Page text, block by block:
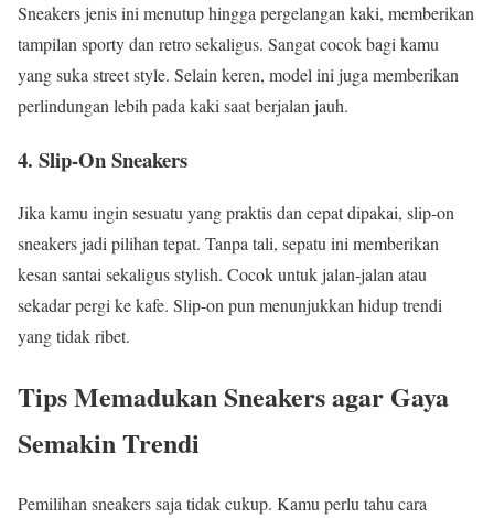
Sneakers jenis ini menutup hingga pergelangan kaki, memberikan
tampilan sporty dan retro sekaligus. Sangat cocok bagi kamu
yang suka street style. Selain keren, model ini juga memberikan
perlindungan lebih pada kaki saat berjalan jauh.
4. Slip-On Sneakers
Jika kamu ingin sesuatu yang praktis dan cepat dipakai, slip-on
sneakers jadi pilihan tepat. Tanpa tali, sepatu ini memberikan
kesan santai sekaligus stylish. Cocok untuk jalan-jalan atau
sekadar pergi ke kafe. Slip-on pun menunjukkan hidup trendi
yang tidak ribet.
Tips Memadukan Sneakers agar Gaya
Semakin Trendi
Pemilihan sneakers saja tidak cukup. Kamu perlu tahu cara